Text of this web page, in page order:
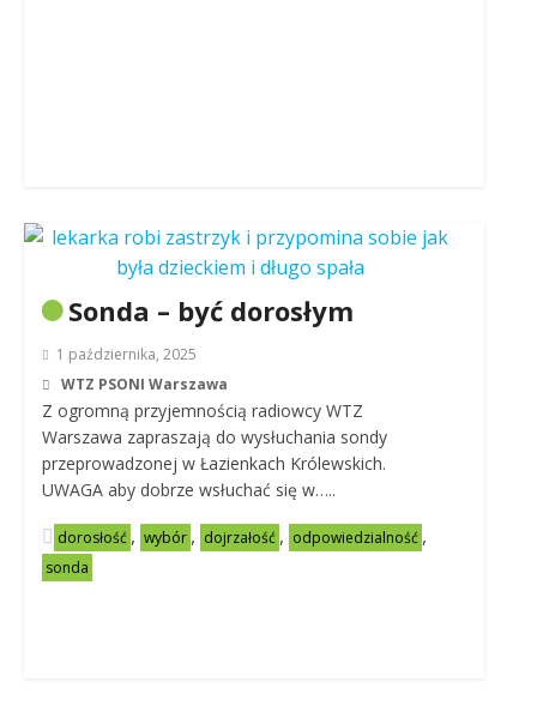
Sonda – być dorosłym
1 października, 2025
WTZ PSONI Warszawa
Z ogromną przyjemnością radiowcy WTZ
Warszawa zapraszają do wysłuchania sondy
przeprowadzonej w Łazienkach Królewskich.
UWAGA aby dobrze wsłuchać się w…..
dorosłość , wybór , dojrzałość , odpowiedzialność ,
sonda